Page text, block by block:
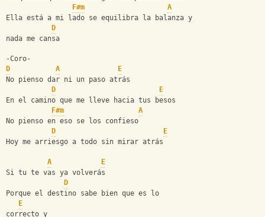
F#m
A
Ella está a mi lado se equilibra la balanza y
D
nada me cansa
-Coro-
D
A
E
No pienso dar ni un paso atrás
D
E
En el camino que me lleve hacia tus besos
F#m
A
No pienso en eso se los confieso
D
E
Hoy me arriesgo a todo sin mirar atrás
A
E
Si tu te vas ya volverás
D
Porque el destino sabe bien que es lo
E
correcto y